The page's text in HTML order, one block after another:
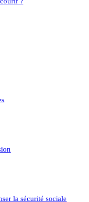
la sécurité sociale